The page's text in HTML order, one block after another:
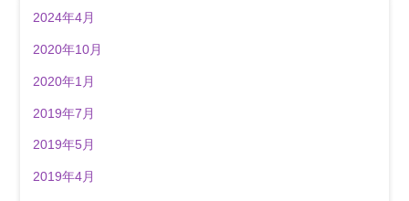
2024年4月
2020年10月
2020年1月
2019年7月
2019年5月
2019年4月